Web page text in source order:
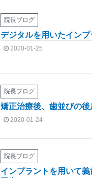
院長ブログ
デジタルを用いたイン
2020-01-25
院長ブログ
矯正治療後、歯並びの後
2020-01-24
院長ブログ
インプラントを用いて